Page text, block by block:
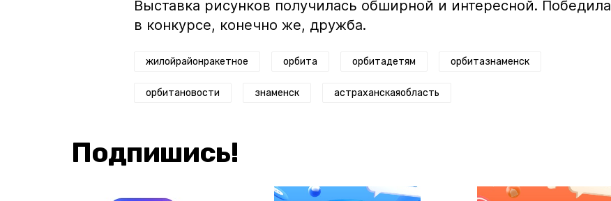
Выставка рисунков получилась обширной и интересной. Победила
в конкурсе, конечно же, дружба.
жилойрайонракетное орбита орбитадетям орбитазнаменск
орбитановости знаменск астраханскаяобласть
Подпишись!